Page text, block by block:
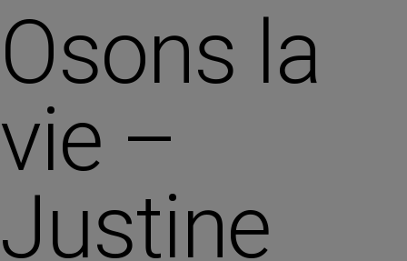
Osons la
vie –
Justine